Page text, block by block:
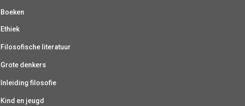
Boeken
Ethiek
Filosofische literatuur
Grote denkers
Inleiding filosofie
Kind en jeugd